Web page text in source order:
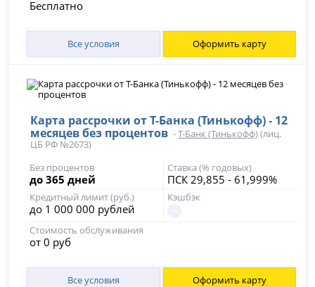
Бесплатно
Все условия Оформить карту
Карта рассрочки от Т-Банка (Тинькофф) - 12
месяцев без процентов -Т-Банк (Тинькофф)(лиц.
ЦБ РФ №2673)
Без процентов
до 365 дней
Ставка (% годовых)
ПСК 29,855 - 61,999%
Кредитный лимит (руб.)
до 1 000 000 рублей
Кэшбэк
Стоимость обслуживания
от 0 руб
Все условия Оформить карту